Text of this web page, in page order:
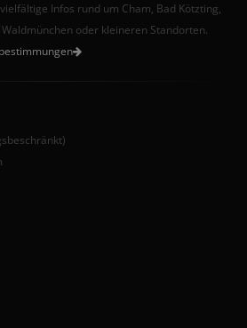
Infos rund um Cham, Bad Kötzting,
oder kleineren Standorten.